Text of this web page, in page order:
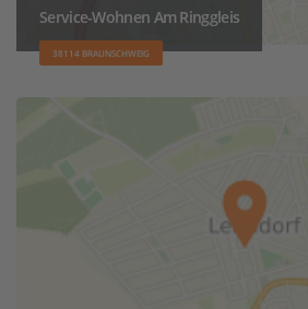
Service-Wohnen Am Ringgleis
38114 BRAUNSCHWEIG